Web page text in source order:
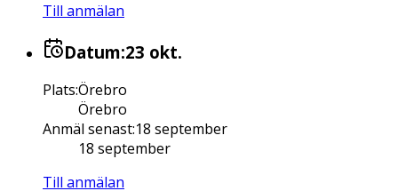
Till anmälan
Datum:23 okt.
Plats:Örebro
Örebro
Anmäl senast:18 september
18 september
Till anmälan